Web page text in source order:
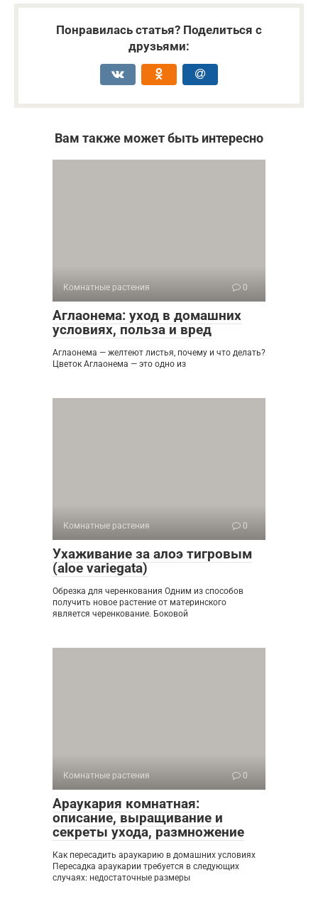
Понравилась статья? Поделиться с
друзьями:
Вам также может быть интересно
Комнатные растения 0
Аглаонема: уход в домашних
условиях, польза и вред
Аглаонема — желтеют листья, почему и что делать?
Цветок Аглаонема — это одно из
Комнатные растения 0
Ухаживание за алоэ тигровым
(aloe variegata)
Обрезка для черенкования Одним из способов
получить новое растение от материнского
является черенкование. Боковой
Комнатные растения 0
Араукария комнатная:
описание, выращивание и
секреты ухода, размножение
Как пересадить араукарию в домашних условиях
Пересадка араукарии требуется в следующих
случаях: недостаточные размеры